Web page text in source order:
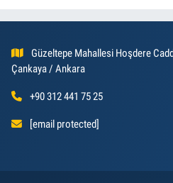
Güzeltepe Mahallesi Hoşdere
Çankaya / Ankara
+90 312 441 75 25
[email protected]